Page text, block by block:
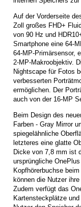
Auf der Vorderseite
Zoll großes FHD+
von 90 Hz und
Smartphone eine 64-
64-MP-Primärsensor,
2-MP-Makroobjektiv.
Nightscape für Fotos
verbesserten
ermöglichen. Der
auch von der 16-MP
Beim Design des
Farben - Gray Mirror
spiegelähnliche
letzteres eine glatte
Dicke von 7,8 mm ist
ursprüngliche
Kopfhörerbuchse
können die Nutzer
Zudem verfügt das
Kartensteckplätze